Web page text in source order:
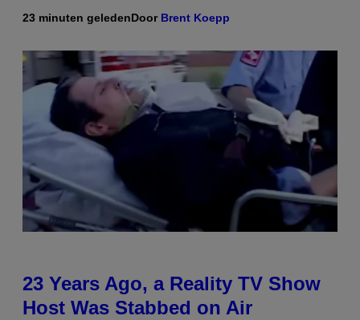
23 minuten geledenDoor Brent Koepp
23 Years Ago, a Reality TV Show
Host Was Stabbed on Air